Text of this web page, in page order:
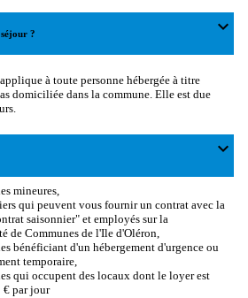
? expand_more
à toute personne hébergée à titre
domiciliée dans la commune. Elle est due
expand_more
mineures,
qui peuvent vous fournir un contrat avec la
saisonnier" et employés sur la
de Communes de l'Ile d'Oléron,
bénéficiant d'un hébergement d'urgence ou
temporaire,
qui occupent des locaux dont le loyer est
€ par jour